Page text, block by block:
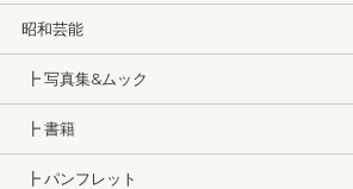
昭和芸能
┣ 写真集&ムック
┣ 書籍
┣ パンフレット